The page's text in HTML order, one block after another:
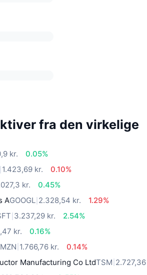
fra den virkelige
kr.
0.05%
1.423,69 kr.
0.10%
kr.
0.45%
AGOOGL 2.328,54 kr.
1.29%
3.237,29 kr.
2.54%
kr.
0.16%
1.766,76 kr.
0.14%
Manufacturing Co LtdTSM